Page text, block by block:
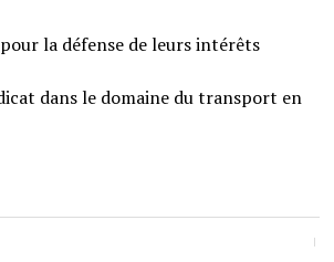
la défense de leurs intérêts
dans le domaine du transport en